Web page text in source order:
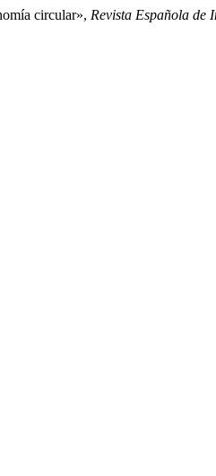
circular», Revista Española de